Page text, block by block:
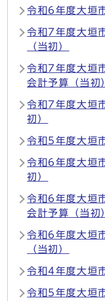
令和6年度大垣
令和7年度大垣
（当初）
令和7年度大垣
会計予算（当初
令和7年度大垣
初）
令和5年度大垣
令和6年度大垣
初）
令和6年度大垣
会計予算（当初
令和6年度大垣
（当初）
令和4年度大垣
令和5年度大垣